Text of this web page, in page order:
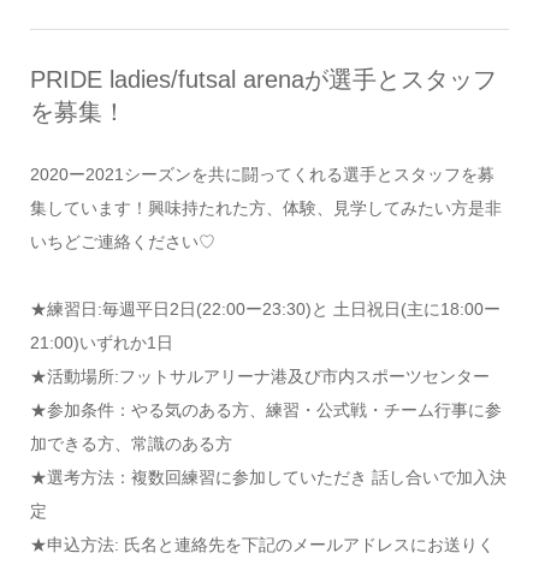
PRIDE ladies/futsal arenaが選手とスタッフ
を募集！
2020ー2021シーズンを共に闘ってくれる選手とスタッフを募
集しています！興味持たれた方、体験、見学してみたい方是非
いちどご連絡ください♡
★練習日:毎週平日2日(22:00ー23:30)と 土日祝日(主に18:00ー
21:00)いずれか1日
★活動場所:フットサルアリーナ港及び市内スポーツセンター
★参加条件：やる気のある方、練習・公式戦・チーム行事に参
加できる方、常識のある方
★選考方法：複数回練習に参加していただき 話し合いで加入決
定
★申込方法: 氏名と連絡先を下記のメールアドレスにお送りく